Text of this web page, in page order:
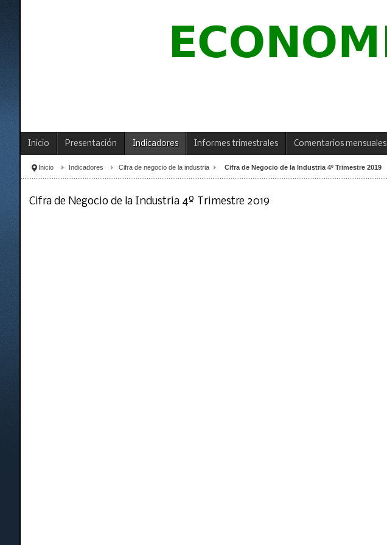
Inicio Presentación Indicadores Informes trimestrales Comentarios mensuales
Inicio Indicadores Cifra de negocio de la industria Cifra de Negocio de la Industria 4º Trimestre 2019
Cifra de Negocio de la Industria 4º Trimestre 2019